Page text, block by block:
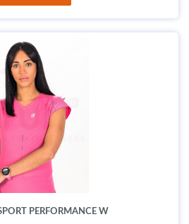
PERFORMANCE W